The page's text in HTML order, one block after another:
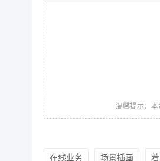
温馨提示：
在线业务 场景插画